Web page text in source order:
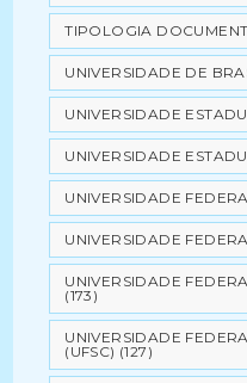
TIPOLOGIA
UNIVERSIDADE DE
UNIVERSIDADE
UNIVERSIDADE
UNIVERSIDADE
UNIVERSIDADE
UNIVERSIDADE
(173)
UNIVERSIDADE
(UFSC) (127)